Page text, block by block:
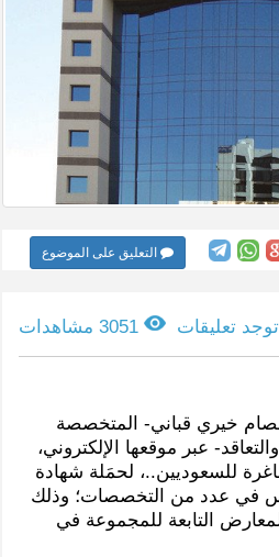
التعليق على الموضوع
توجد تعليقات 3051 مشاهدات
خيري قباني- المتخصصة
عبر موقعها الإلكتروني،
للسعوديين..، لحمَلة شهادة
في عدد من التخصصات؛ وذلك
التابعة للمجموعة في